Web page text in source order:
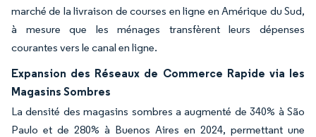
marché de la livraison de courses en ligne en Amérique du Sud,
à mesure que les ménages transfèrent leurs dépenses
courantes vers le canal en ligne.
Expansion des Réseaux de Commerce Rapide via les
Magasins Sombres
La densité des magasins sombres a augmenté de 340% à São
Paulo et de 280% à Buenos Aires en 2024, permettant une